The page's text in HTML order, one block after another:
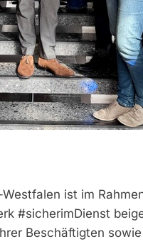
ist im
#sicherimDienst
Beschäftigten